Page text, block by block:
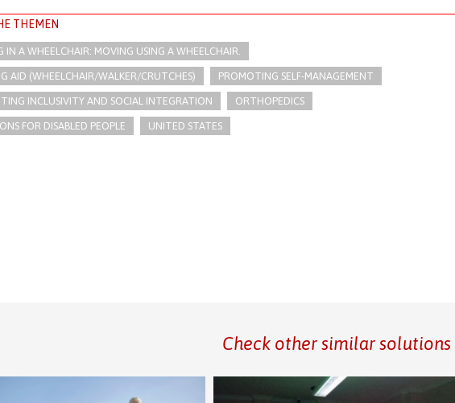
THEMEN
IN A WHEELCHAIR: MOVING USING A WHEELCHAIR.
AID (WHEELCHAIR/WALKER/CRUTCHES) PROMOTING SELF-MANAGEMENT
INCLUSIVITY AND SOCIAL INTEGRATION ORTHOPEDICS
FOR DISABLED PEOPLE UNITED STATES
Check other similar solutions